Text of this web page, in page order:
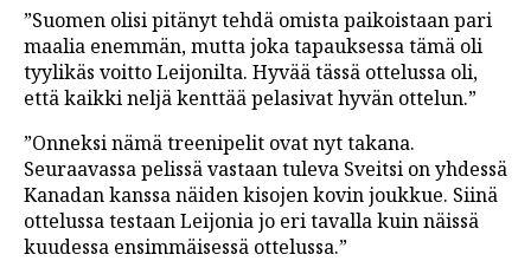
”Suomen olisi pitänyt tehdä omista paikoistaan pari
maalia enemmän, mutta joka tapauksessa tämä oli
tyylikäs voitto Leijonilta. Hyvää tässä ottelussa oli,
että kaikki neljä kenttää pelasivat hyvän ottelun.”
”Onneksi nämä treenipelit ovat nyt takana.
Seuraavassa pelissä vastaan tuleva Sveitsi on yhdessä
Kanadan kanssa näiden kisojen kovin joukkue. Siinä
ottelussa testaan Leijonia jo eri tavalla kuin näissä
kuudessa ensimmäisessä ottelussa.”